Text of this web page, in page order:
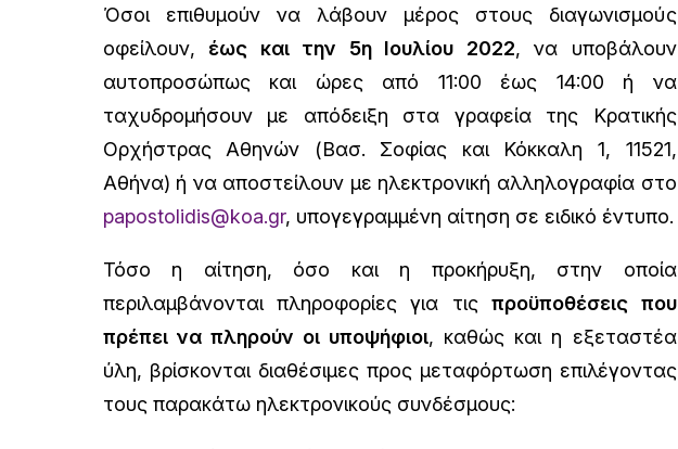
Όσοι επιθυμούν να λάβουν μέρος στους διαγωνισμούς
οφείλουν, έως και την 5η Ιουλίου 2022, να υποβάλουν
αυτοπροσώπως και ώρες από 11:00 έως 14:00 ή να
ταχυδρομήσουν με απόδειξη στα γραφεία της Κρατικής
Ορχήστρας Αθηνών (Βασ. Σοφίας και Κόκκαλη 1, 11521,
Αθήνα) ή να αποστείλουν με ηλεκτρονική αλληλογραφία στο
papostolidis@koa.gr, υπογεγραμμένη αίτηση σε ειδικό έντυπο.
Τόσο η αίτηση, όσο και η προκήρυξη, στην οποία
περιλαμβάνονται πληροφορίες για τιςπροϋποθέσεις που
πρέπει να πληρούν οι υποψήφιοι, καθώς και η εξεταστέα
ύλη, βρίσκονται διαθέσιμες προς μεταφόρτωση επιλέγοντας
τους παρακάτω ηλεκτρονικούς συνδέσμους: